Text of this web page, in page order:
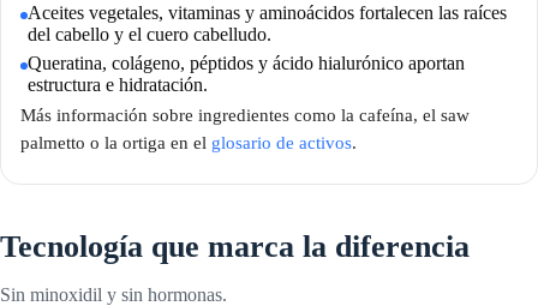
Aceites vegetales, vitaminas y aminoácidos fortalecen las raíces
del cabello y el cuero cabelludo.
Queratina, colágeno, péptidos y ácido hialurónico aportan
estructura e hidratación.
Más información sobre ingredientes como la cafeína, el saw
palmetto o la ortiga en el glosario de activos.
Tecnología que marca la diferencia
Sin minoxidil y sin hormonas.